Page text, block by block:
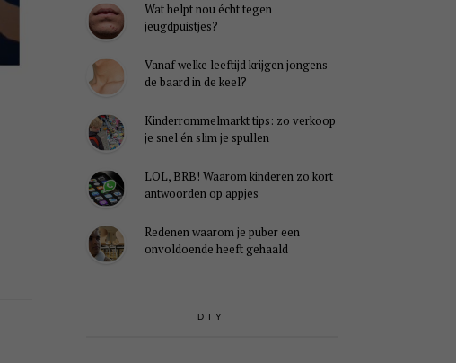
Wat helpt nou écht tegen
jeugdpuistjes?
Vanaf welke leeftijd krijgen jongens
de baard in de keel?
Kinderrommelmarkt tips: zo verkoop
je snel én slim je spullen
LOL, BRB! Waarom kinderen zo kort
antwoorden op appjes
Redenen waarom je puber een
onvoldoende heeft gehaald
DIY